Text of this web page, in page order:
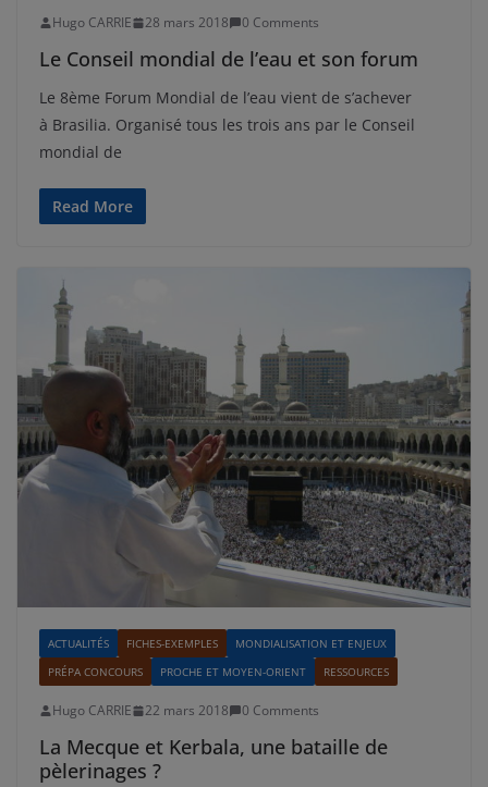
Hugo CARRIE 28 mars 2018 0 Comments
Le Conseil mondial de l’eau et son forum
Le 8ème Forum Mondial de l’eau vient de s’achever
à Brasilia. Organisé tous les trois ans par le Conseil
mondial de
Read More
ACTUALITÉS FICHES-EXEMPLES
MONDIALISATION ET ENJEUX
PRÉPA CONCOURS
PROCHE ET MOYEN-ORIENT RESSOURCES
Hugo CARRIE 22 mars 2018 0 Comments
La Mecque et Kerbala, une bataille de
pèlerinages ?